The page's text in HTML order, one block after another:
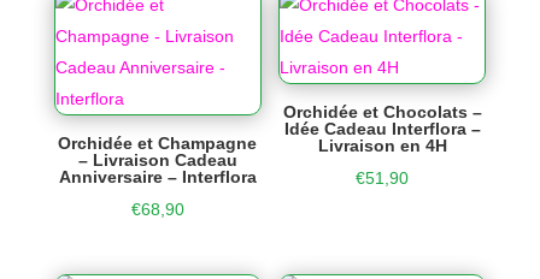
Orchidée et Champagne
– Livraison Cadeau
Anniversaire – Interflora
€68,90
Orchidée et Chocolats –
Idée Cadeau Interflora –
Livraison en 4H
€51,90